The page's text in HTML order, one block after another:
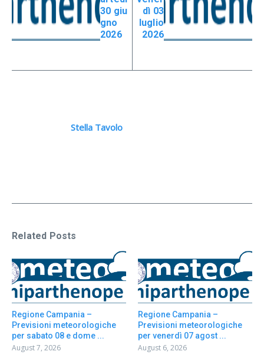
30 giu
gno
2026
dì 03
luglio
2026
Stella Tavolo
Related Posts
Regione Campania –
Previsioni meteorologiche
per sabato 08 e dome ...
August 7, 2026
Regione Campania –
Previsioni meteorologiche
per venerdì 07 agost ...
August 6, 2026